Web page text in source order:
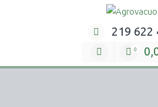
Preparação e embalagem de
219 622
0